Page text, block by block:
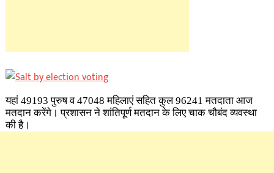
यहां 49193 पुरुष व 47048 महिलाएं सहित कुल 96241 मतदाता आज
मतदान करेंगे। प्रशासन ने शांतिपूर्ण मतदान के लिए चाक चौबंद व्यवस्था
की है।